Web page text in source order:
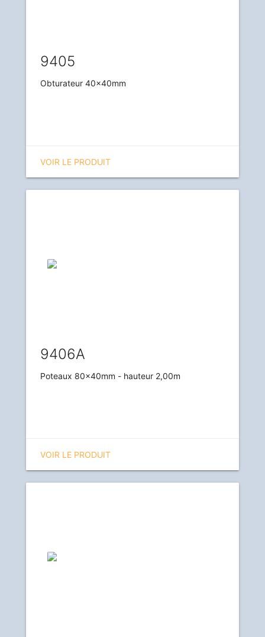
9405
Obturateur 40x40mm
VOIR LE PRODUIT
9406A
Poteaux 80x40mm - hauteur 2,00m
VOIR LE PRODUIT